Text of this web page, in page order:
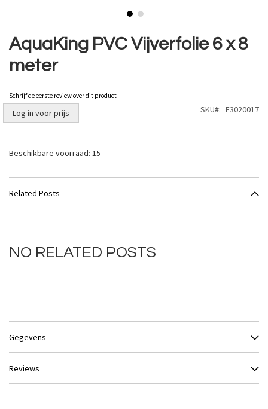
AquaKing PVC Vijverfolie 6 x 8
meter
Schrijf de eerste review over dit product
Log in voor prijs SKU F3020017
Beschikbare voorraad: 15
naar
het
begin
van
afbeeldingen-
gallerij
Related Posts
NO RELATED POSTS
Gegevens
Reviews